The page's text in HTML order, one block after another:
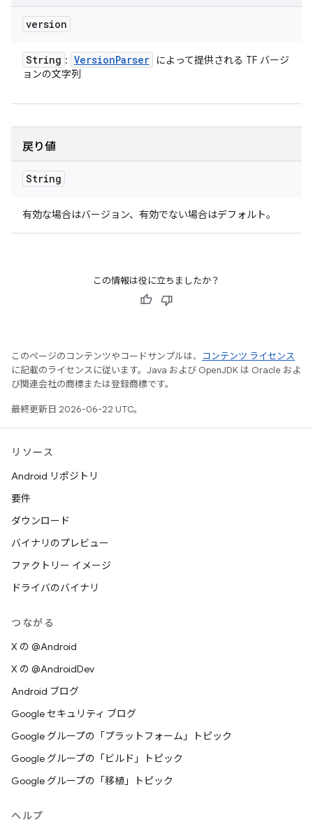
version
String : VersionParser
によって提供される TF バージ
ョンの文字列
戻り値
String
有効な場合はバージョン、有効でない場合はデフォルト。
この情報は役に立ちましたか？
このページのコンテンツやコードサンプルは、
コンテンツ ライセンス
に記載のライセンスに従います。Java および OpenJDK は Oracle およ
び関連会社の商標または登録商標です。
最終更新日 2026-06-22 UTC。
リソース
Android リポジトリ
要件
ダウンロード
バイナリのプレビュー
ファクトリー イメージ
ドライバのバイナリ
つながる
X の @Android
X の @AndroidDev
Android ブログ
Google セキュリティ ブログ
Google グループの「プラットフォーム」トピック
Google グループの「ビルド」トピック
Google グループの「移植」トピック
ヘルプ